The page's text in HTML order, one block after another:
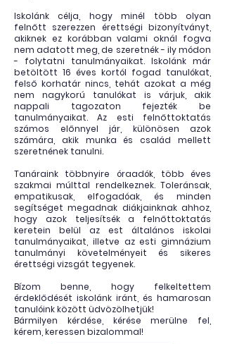
Iskolánk célja, hogy minél több olyan
felnőtt szerezzen érettségi bizonyítványt,
akiknek ez korábban valami oknál fogva
nem adatott meg, de szeretnék - ily módon
- folytatni tanulmányaikat. Iskolánk már
betöltött 16 éves kortól fogad tanulókat,
felső korhatár nincs, tehát azokat a még
nem nagykorú tanulókat is várjuk, akik
nappali tagozaton fejezték be
tanulmányaikat. Az esti felnőttoktatás
számos előnnyel jár, különösen azok
számára, akik munka és család mellett
szeretnének tanulni.
Tanáraink többnyire óraadók, több éves
szakmai múlttal rendelkeznek. Toleránsak,
empatikusak, elfogadóak, és minden
segítséget megadnak diákjainknak ahhoz,
hogy azok teljesítsék a felnőttoktatás
keretein belül az est általános iskolai
tanulmányaikat, illetve az esti gimnázium
tanulmányi követelményeit és sikeres
érettségi vizsgát tegyenek.
Bízom benne, hogy felkeltettem
érdeklődését iskolánk iránt, és hamarosan
tanulóink között üdvözölhetjük!
Bármilyen kérdése, kérése merülne fel,
kérem, keressen bizalommal!